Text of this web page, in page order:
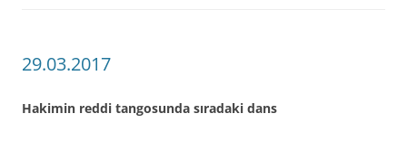
29.03.2017
Hakimin reddi tangosunda sıradaki dans